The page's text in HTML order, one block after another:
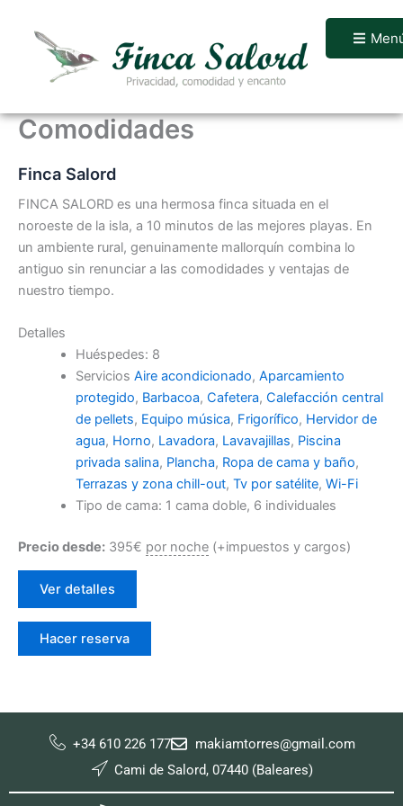
contenido
Comodidades
Finca Salord
FINCA SALORD es una hermosa finca situada en el
noroeste de la isla, a 10 minutos de las mejores playas. En
un ambiente rural, genuinamente mallorquín combina lo
antiguo sin renunciar a las comodidades y ventajas de
nuestro tiempo.
Detalles
Huéspedes: 8
Servicios Aire acondicionado, Aparcamiento
protegido, Barbacoa, Cafetera, Calefacción central
de pellets, Equipo música, Frigorífico, Hervidor de
agua, Horno, Lavadora, Lavavajillas, Piscina
privada salina, Plancha, Ropa de cama y baño,
Terrazas y zona chill-out, Tv por satélite, Wi-Fi
Tipo de cama: 1 cama doble, 6 individuales
Precio desde: 395€ por noche (+impuestos y cargos)
Ver detalles
Hacer reserva
+34 610 226 177
makiamtorres@gmail.com
Cami de Salord, 07440 (Baleares)